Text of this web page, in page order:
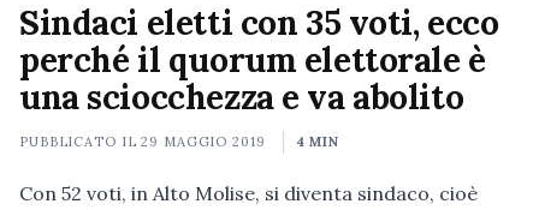
Sindaci eletti con 35 voti, ecco
perché il quorum elettorale è
una sciocchezza e va abolito
PUBBLICATO IL29 MAGGIO 2019 4 MIN
Con 52 voti, in Alto Molise, si diventa sindaco, cioè